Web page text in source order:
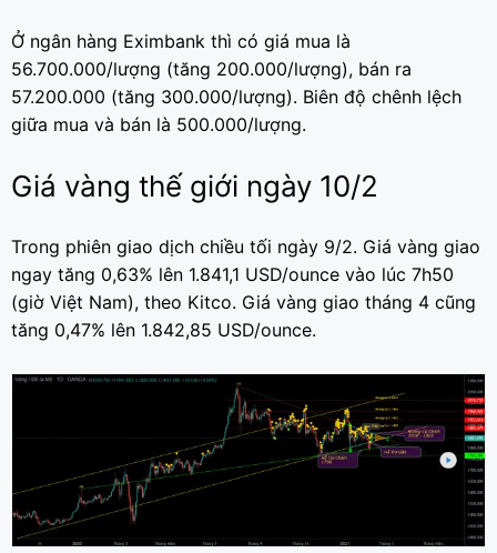
Ở ngân hàng Eximbank thì có giá mua là
56.700.000/lượng (tăng 200.000/lượng), bán ra
57.200.000 (tăng 300.000/lượng). Biên độ chênh lệch
giữa mua và bán là 500.000/lượng.
Giá vàng thế giới ngày 10/2
Trong phiên giao dịch chiều tối ngày 9/2. Giá vàng giao
ngay tăng 0,63% lên 1.841,1 USD/ounce vào lúc 7h50
(giờ Việt Nam), theo Kitco. Giá vàng giao tháng 4 cũng
tăng 0,47% lên 1.842,85 USD/ounce.